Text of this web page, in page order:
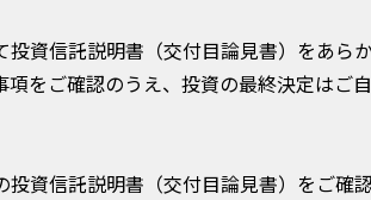
資信託説明書（交付目論見書）をあら
をご確認のうえ、投資の最終決定はご
資信託説明書（交付目論見書）をご確